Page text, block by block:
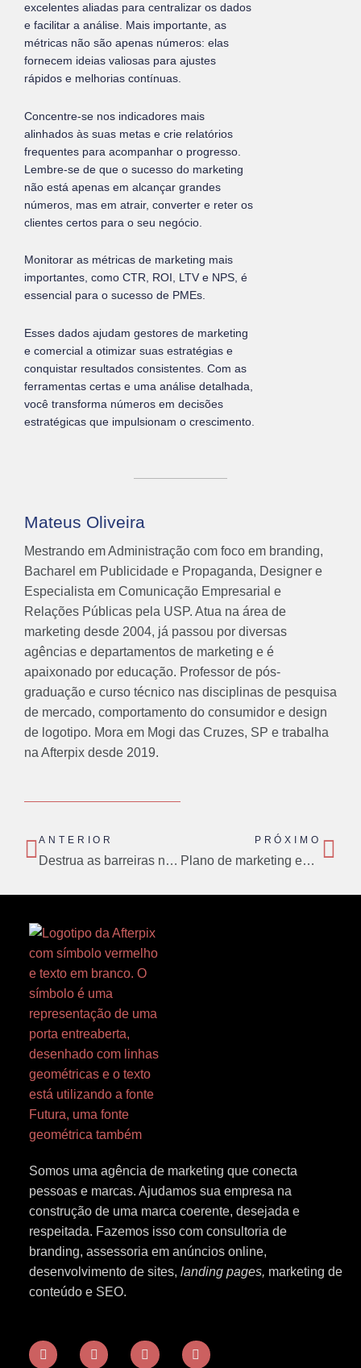
excelentes aliadas para centralizar os dados
e facilitar a análise. Mais importante, as
métricas não são apenas números: elas
fornecem ideias valiosas para ajustes
rápidos e melhorias contínuas.
Concentre-se nos indicadores mais
alinhados às suas metas e crie relatórios
frequentes para acompanhar o progresso.
Lembre-se de que o sucesso do marketing
não está apenas em alcançar grandes
números, mas em atrair, converter e reter os
clientes certos para o seu negócio.
Monitorar as métricas de marketing mais
importantes, como CTR, ROI, LTV e NPS, é
essencial para o sucesso de PMEs.
Esses dados ajudam gestores de marketing
e comercial a otimizar suas estratégias e
conquistar resultados consistentes. Com as
ferramentas certas e uma análise detalhada,
você transforma números em decisões
estratégicas que impulsionam o crescimento.
Mateus Oliveira
Mestrando em Administração com foco em branding,
Bacharel em Publicidade e Propaganda, Designer e
Especialista em Comunicação Empresarial e
Relações Públicas pela USP. Atua na área de
marketing desde 2004, já passou por diversas
agências e departamentos de marketing e é
apaixonado por educação. Professor de pós-
graduação e curso técnico nas disciplinas de pesquisa
de mercado, comportamento do consumidor e design
de logotipo. Mora em Mogi das Cruzes, SP e trabalha
na Afterpix desde 2019.
Prev
ANTERIOR
Destrua as barreiras no marketing de serviços
PRÓXIMO
Plano de marketing em 9 etapas muito práticas
Somos uma agência de marketing que conecta
pessoas e marcas. Ajudamos sua empresa na
construção de uma marca coerente, desejada e
respeitada. Fazemos isso com consultoria de
branding, assessoria em anúncios online,
desenvolvimento de sites, landing pages, marketing de
conteúdo e SEO.
n
s
i
n
o
u
a
c